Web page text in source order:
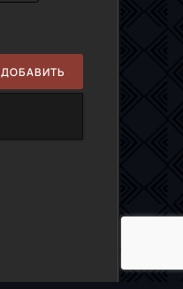
ДОБАВИТЬ